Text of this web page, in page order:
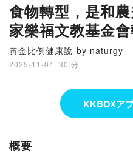
食物轉型，是和
家樂福文教基金
黃金比例健康說-by naturgy
2025-11-04 · 30 分
KKBOXア
概要